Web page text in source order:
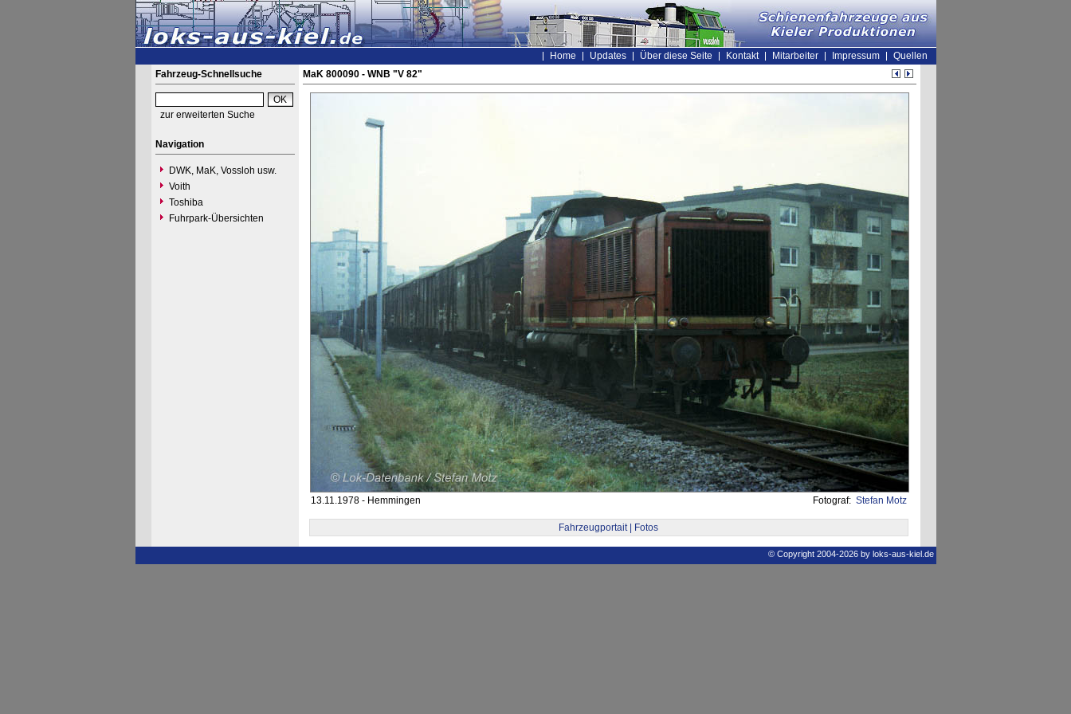
Home Updates Über diese Seite Kontakt Mitarbeiter Impressum
Quellen
Fahrzeug-Schnellsuche
zur erweiterten Suche
Navigation
DWK, MaK, Vossloh usw.
Voith
Toshiba
Fuhrpark-Übersichten
MaK 800090 - WNB "V 82"
13.11.1978 - Hemmingen Fotograf: Stefan Motz
Fahrzeugportait | Fotos
© Copyright 2004-2026 by loks-aus-kiel.de